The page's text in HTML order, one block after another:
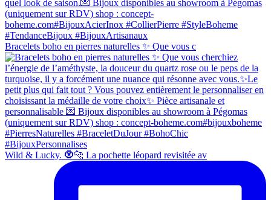
Bracelets boho en pierres naturelles ✨ Que vous c
Wild & Lucky. 🧿🐆 La pochette léopard revisitée av